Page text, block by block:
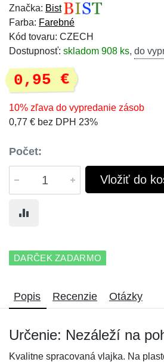
Značka: Bist
Farba: Farebné
Kód tovaru: CZECH
Dostupnosť: skladom 908 ks, do
0,95 €
10% zľava do vypredanie zásob
0,77 € bez DPH 23%
Počet:
Vložiť do
DARČEK ZADARMO
Popis Recenzie Otázky
Určenie: Nezáleží na
Kvalitne spracovaná vlajka. Na